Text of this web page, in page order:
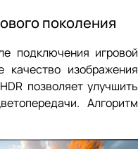
поколения
подключения игровой
качество изображения
позволяет улучшить
Алгоритм